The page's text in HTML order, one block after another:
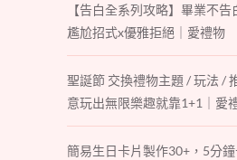
【告白全系列攻略】畢業不
尷尬招式x優雅拒絕｜愛禮物
聖誕節 交換禮物主題 / 玩法 /
意玩出無限樂趣就靠1+1｜愛
簡易生日卡片製作30+，5分